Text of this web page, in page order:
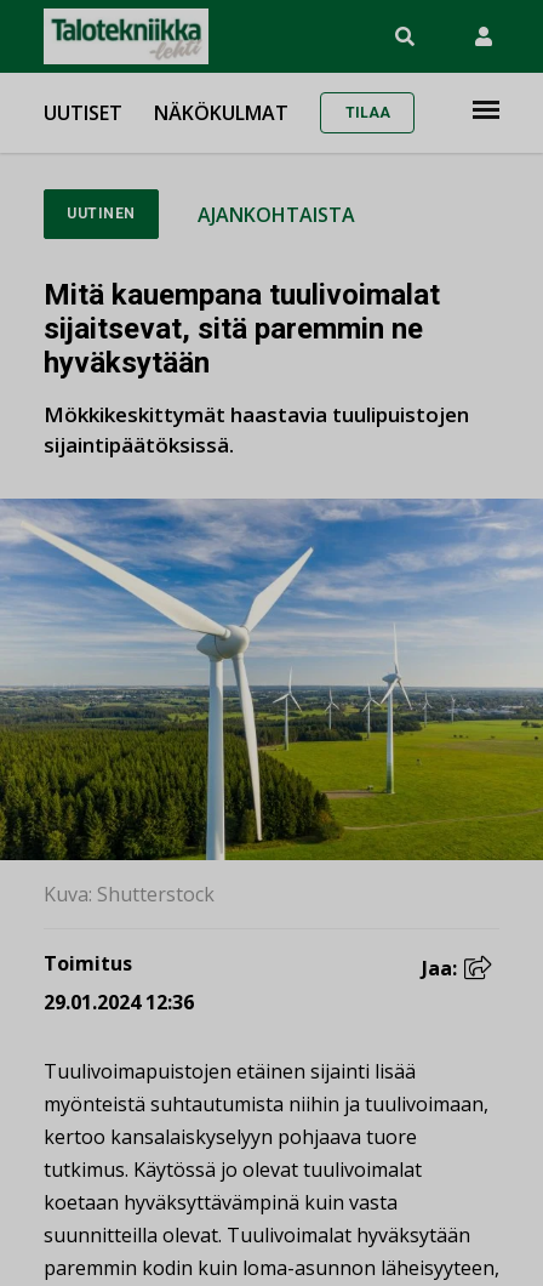
UUTISET NÄKÖKULMAT TILAA
UUTINEN AJANKOHTAISTA
Mitä kauempana tuulivoimalat
sijaitsevat, sitä paremmin ne
hyväksytään
Mökkikeskittymät haastavia tuulipuistojen
sijaintipäätöksissä.
Kuva: Shutterstock
Toimitus
29.01.2024 12:36
Jaa:
Tuulivoimapuistojen etäinen sijainti lisää
myönteistä suhtautumista niihin ja tuulivoimaan,
kertoo kansalaiskyselyyn pohjaava tuore
tutkimus. Käytössä jo olevat tuulivoimalat
koetaan hyväksyttävämpinä kuin vasta
suunnitteilla olevat. Tuulivoimalat hyväksytään
paremmin kodin kuin loma-asunnon läheisyyteen,